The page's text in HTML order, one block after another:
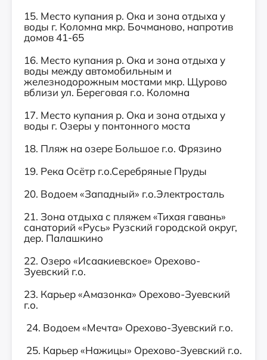
15. Место купания р. Ока и зона отдыха у
воды г. Коломна мкр. Бочманово, напротив
домов 41-65
16. Место купания р. Ока и зона отдыха у
воды между автомобильным и
железнодорожным мостами мкр. Щурово
вблизи ул. Береговая г.о. Коломна
17. Место купания р. Ока и зона отдыха у
воды г. Озеры у понтонного моста
18. Пляж на озере Большое г.о. Фрязино
19. Река Осётр г.о.Серебряные Пруды
20. Водоем «Западный» г.о.Электросталь
21. Зона отдыха с пляжем «Тихая гавань»
санаторий «Русь» Рузский городской округ,
дер. Палашкино
22. Озеро «Исаакиевское» Орехово-
Зуевский г.о.
23. Карьер «Амазонка» Орехово-Зуевский
г.о.
24. Водоем «Мечта» Орехово-Зуевский г.о.
25. Карьер «Нажицы» Орехово-Зуевский г.о.